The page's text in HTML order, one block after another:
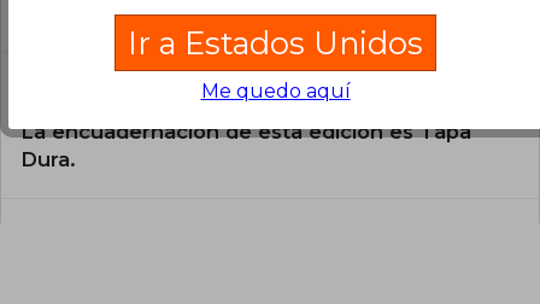
El libro está escrito en Inglés.
¿Cuál es la encuadernación de este libro?
La encuadernación de esta edición es Tapa
Dura.
Ir a Estados Unidos
Me quedo aquí